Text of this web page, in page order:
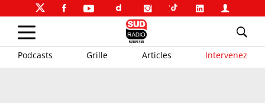
Podcasts Grille Articles Intervenez